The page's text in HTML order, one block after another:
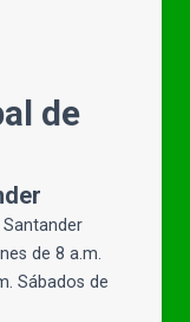
de
Santander
de 8 a.m.
Sábados de